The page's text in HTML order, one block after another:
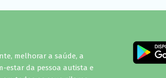
melhorar a saúde, a
estar da pessoa autista e